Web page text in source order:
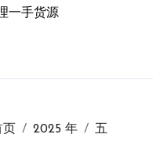
一手货源
2025 年 五